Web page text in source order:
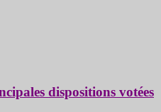
dispositions votées